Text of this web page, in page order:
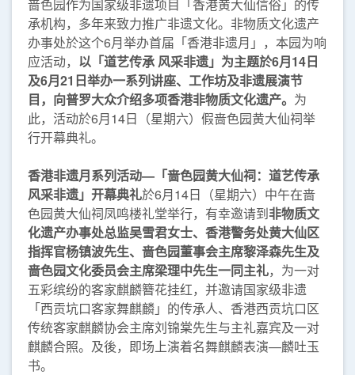
啬色园作为国家级非遗项目「香港黄大仙信俗」的传
承机构，多年来致力推广非遗文化。非物质文化遗产
办事处於这个6月举办首届「香港非遗月」，本园为响
应活动， 以「道艺传承 风采非遗」为主题於6月14日
及6月21日举办一系列讲座、工作坊及非遗展演节
目，向普罗大众介绍多项香港非物质文化遗产。 为
此，活动於6月14日（星期六）假啬色园黄大仙祠举
行开幕典礼。
香港非遗月系列活动—「啬色园黄大仙祠：道艺传承
风采非遗」开幕典礼於6月14日（星期六）中午在啬
色园黄大仙祠凤鸣楼礼堂举行，有幸邀请到非物质文
化遗产办事处总监吴雪君女士、香港警务处黄大仙区
指挥官杨镇波先生、啬色园董事会主席黎泽森先生及
啬色园文化委员会主席梁理中先生一同主礼，为一对
五彩缤纷的客家麒麟簪花挂红，并邀请国家级非遗
「西贡坑口客家舞麒麟」的传承人、香港西贡坑口区
传统客家麒麟协会主席刘锦棠先生与主礼嘉宾及一对
麒麟合照。及後，即场上演着名舞麒麟表演—麟吐玉
书。